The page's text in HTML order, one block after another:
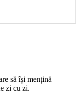
să își mențină
zi cu zi.